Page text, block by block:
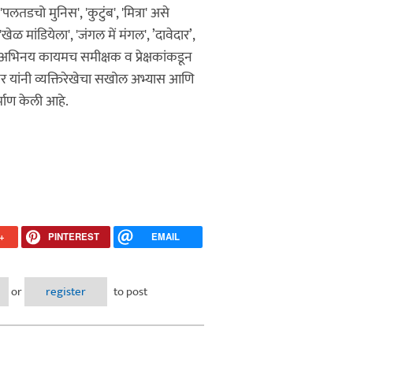
'पलतडचो मुनिस', 'कुटुंब', 'मित्रा' असे
मांडियेला', 'जंगल में मंगल', ’दावेदार’,
अभिनय कायमच समीक्षक व प्रेक्षकांकडून
यांनी व्यक्तिरेखेचा सखोल अभ्यास आणि
केली आहे.
PINTEREST EMAIL
or register
to post